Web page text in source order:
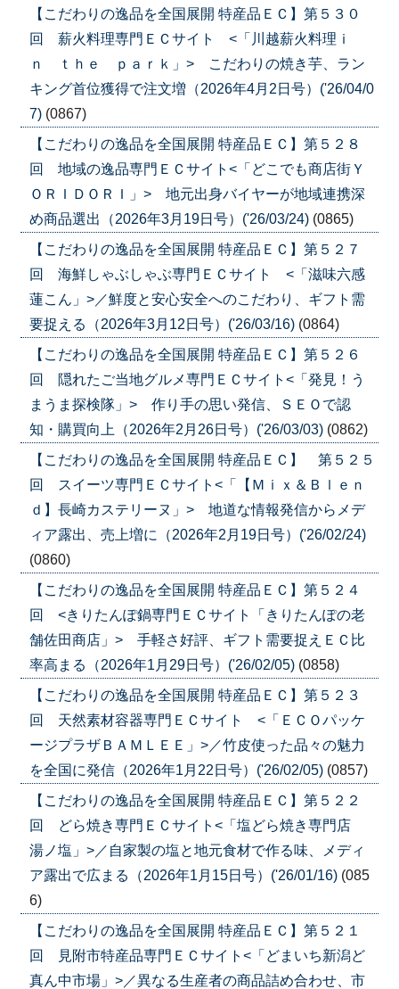
【こだわりの逸品を全国展開 特産品ＥＣ】第５３０
回 薪火料理専門ＥＣサイト <「川越薪火料理ｉ
ｎ ｔｈｅ ｐａｒｋ」> こだわりの焼き芋、ラン
キング首位獲得で注文増（2026年4月2日号）('26/04/0
7) (0867)
【こだわりの逸品を全国展開 特産品ＥＣ】第５２８
回 地域の逸品専門ＥＣサイト<「どこでも商店街Ｙ
ＯＲＩＤＯＲＩ」> 地元出身バイヤーが地域連携深
め商品選出（2026年3月19日号）('26/03/24) (0865)
【こだわりの逸品を全国展開 特産品ＥＣ】第５２７
回 海鮮しゃぶしゃぶ専門ＥＣサイト <「滋味六感
蓮こん」>／鮮度と安心安全へのこだわり、ギフト需
要捉える（2026年3月12日号）('26/03/16) (0864)
【こだわりの逸品を全国展開 特産品ＥＣ】第５２６
回 隠れたご当地グルメ専門ＥＣサイト<「発見！う
まうま探検隊」> 作り手の思い発信、ＳＥＯで認
知・購買向上（2026年2月26日号）('26/03/03) (0862)
【こだわりの逸品を全国展開 特産品ＥＣ】 第５２５
回 スイーツ専門ＥＣサイト<「【Ｍｉｘ＆Ｂｌｅｎ
ｄ】長崎カステリーヌ」> 地道な情報発信からメデ
ィア露出、売上増に（2026年2月19日号）('26/02/24)
(0860)
【こだわりの逸品を全国展開 特産品ＥＣ】第５２４
回 <きりたんぽ鍋専門ＥＣサイト「きりたんぽの老
舗佐田商店」> 手軽さ好評、ギフト需要捉えＥＣ比
率高まる（2026年1月29日号）('26/02/05) (0858)
【こだわりの逸品を全国展開 特産品ＥＣ】第５２３
回 天然素材容器専門ＥＣサイト <「ＥＣＯパッケ
ージプラザＢＡＭＬＥＥ」>／竹皮使った品々の魅力
を全国に発信（2026年1月22日号）('26/02/05) (0857)
【こだわりの逸品を全国展開 特産品ＥＣ】第５２２
回 どら焼き専門ＥＣサイト<「塩どら焼き専門店
湯ノ塩」>／自家製の塩と地元食材で作る味、メディ
ア露出で広まる（2026年1月15日号）('26/01/16) (085
6)
【こだわりの逸品を全国展開 特産品ＥＣ】第５２１
回 見附市特産品専門ＥＣサイト<「どまいち新潟ど
真ん中市場」>／異なる生産者の商品詰め合わせ、市